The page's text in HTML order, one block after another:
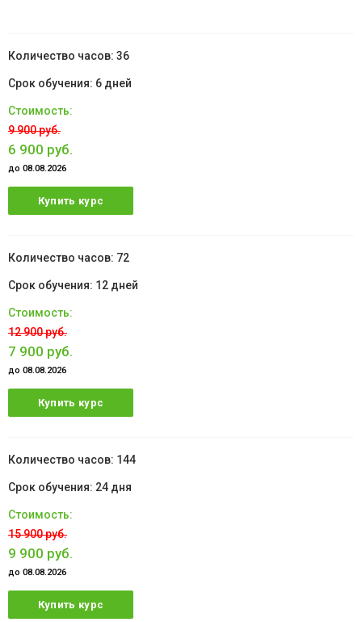
36
6 дней
9 900 руб.
6 900 руб.
до 08.08.2026
Купить курс
72
12 дней
12 900 руб.
7 900 руб.
до 08.08.2026
Купить курс
144
24 дня
15 900 руб.
9 900 руб.
до 08.08.2026
Купить курс